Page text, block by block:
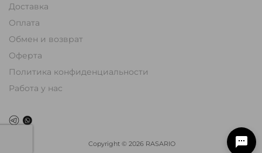
Доставка
Оплата
Обмен и возврат
Оферта
Политика конфиденциальности
Работа у нас
Copyright © 2026 RASARIO